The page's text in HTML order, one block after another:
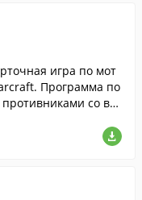
игра по мот
Программа по
со все